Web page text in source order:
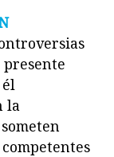
presente
la